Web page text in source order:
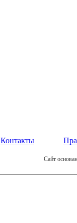
Контакты
Сайт